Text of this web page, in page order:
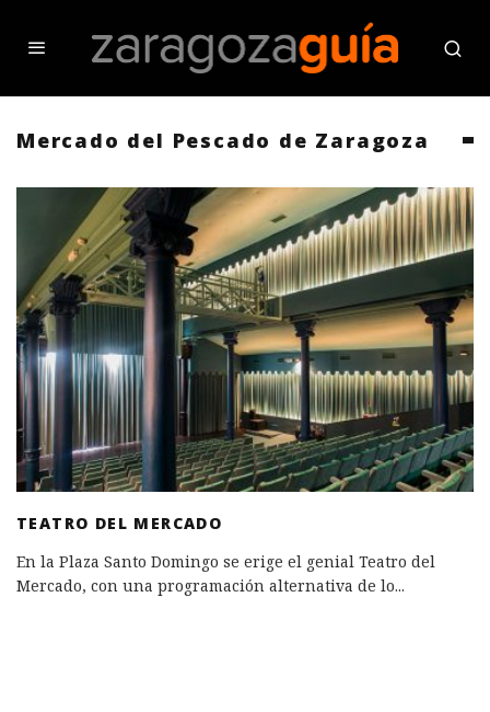
Mercado del Pescado de Zaragoza
TEATRO DEL MERCADO
En la Plaza Santo Domingo se erige el genial Teatro del
Mercado, con una programación alternativa de lo...